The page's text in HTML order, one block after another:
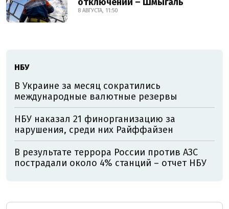
8 АВГУСТА, 11:50
НБУ
В Украине за месяц сократились
международные валютные резервы
НБУ наказал 21 финорганизацию за
нарушения, среди них Райффайзен
В результате террора России против АЗС
пострадали около 4% станций – отчет НБУ